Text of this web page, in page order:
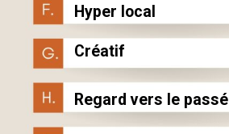
Hyper local
Créatif
Regard vers le passé